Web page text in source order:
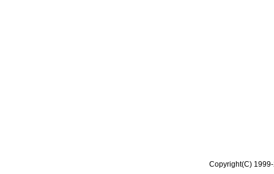
Copyright(C)